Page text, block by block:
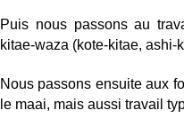
Puis nous passons au
kitae-waza (kote-kitae, ashi-
Nous passons ensuite aux
le maai, mais aussi travail